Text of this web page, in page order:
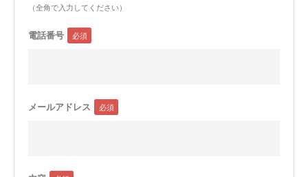
（全角で入力してください）
電話番号
メールアドレス